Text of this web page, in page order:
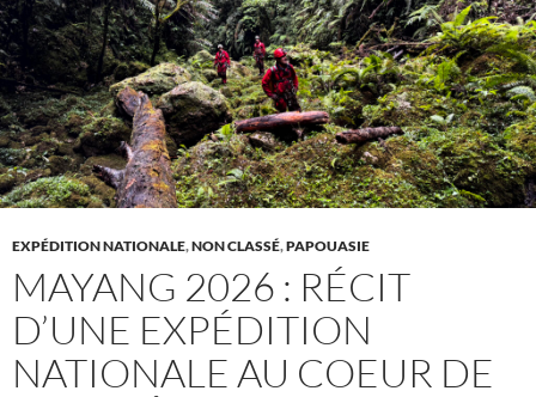
EXPÉDITION NATIONALE,NON CLASSÉ,PAPOUASIE
MAYANG 2026 : RÉCIT
D’UNE EXPÉDITION
NATIONALE AU COEUR DE